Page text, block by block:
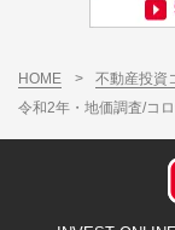
HOME > 不動産投資
令和2年・地価調査/コ